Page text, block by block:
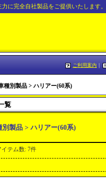
に完全自社製品をご提供いたします。
ご利用案内 ｜
種別製品 > ハリアー(60系)
覧
別製品 > ハリアー(60系)
イテム数: 7件